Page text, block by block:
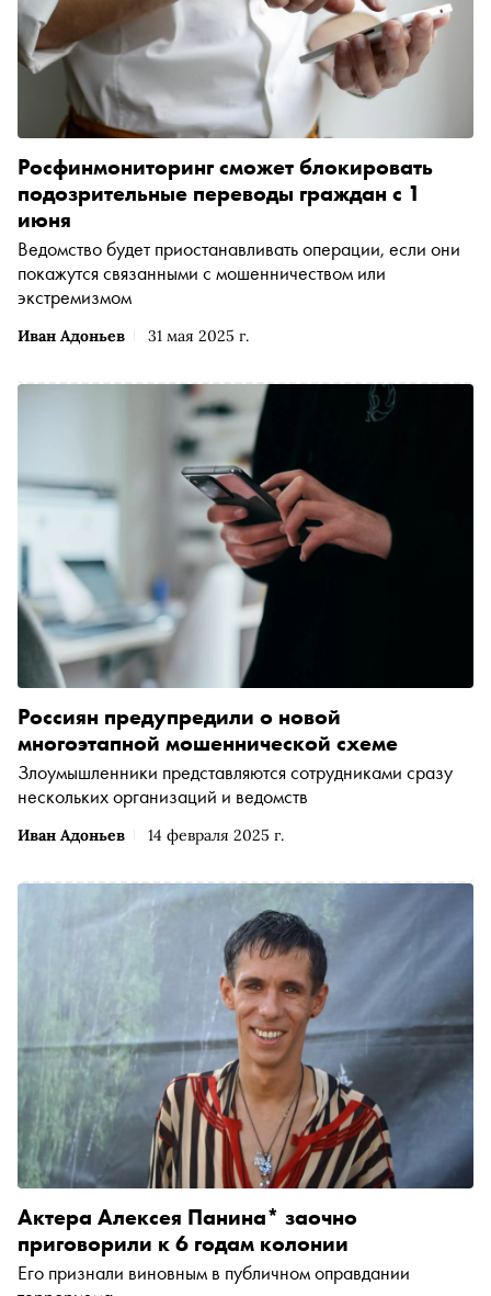
Иван Адоньев 31 мая 2025 г.
Росфинмониторинг сможет блокировать
подозрительные переводы граждан с 1
июня
Ведомство будет приостанавливать операции, если они
покажутся связанными с мошенничеством или
экстремизмом
Иван Адоньев 14 февраля 2025 г.
Россиян предупредили о новой
многоэтапной мошеннической схеме
Злоумышленники представляются сотрудниками сразу
нескольких организаций и ведомств
Актера Алексея Панина* заочно
приговорили к 6 годам колонии
Его признали виновным в публичном оправдании